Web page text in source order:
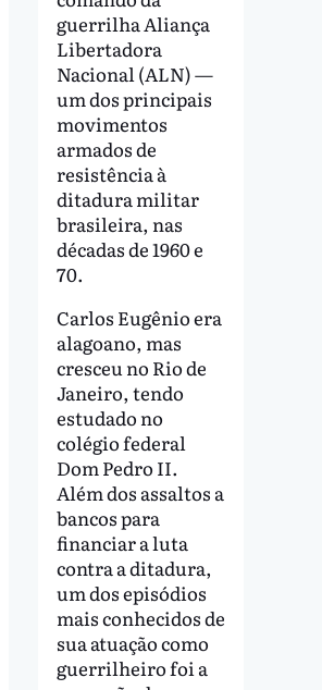
guerrilha Aliança
Libertadora
Nacional (ALN) —
um dos principais
movimentos
armados de
resistência à
ditadura militar
brasileira, nas
décadas de 1960 e
70.
Carlos Eugênio era
alagoano, mas
cresceu no Rio de
Janeiro, tendo
estudado no
colégio federal
Dom Pedro II.
Além dos assaltos a
bancos para
financiar a luta
contra a ditadura,
um dos episódios
mais conhecidos de
sua atuação como
guerrilheiro foi a